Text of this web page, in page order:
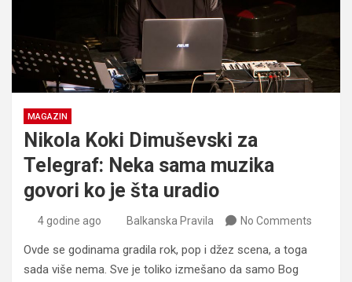
MAGAZIN
Nikola Koki Dimuševski za
Telegraf: Neka sama muzika
govori ko je šta uradio
4 godine ago Balkanska Pravila No Comments
Ovde se godinama gradila rok, pop i džez scena, a toga
sada više nema. Sve je toliko izmešano da samo Bog